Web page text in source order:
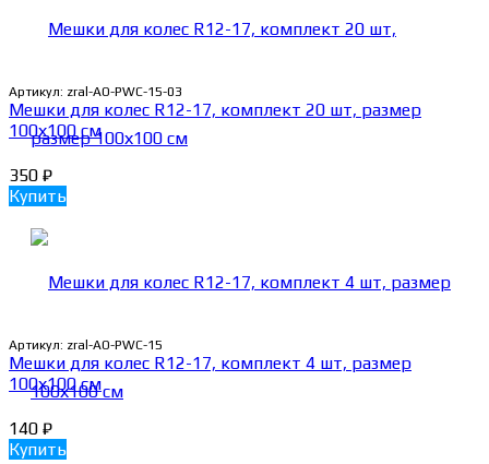
Артикул: zral-AO-PWC-15-03
Мешки для колес R12-17, комплект 20 шт, размер
100х100 см
350 ₽
Купить
Артикул: zral-AO-PWC-15
Мешки для колес R12-17, комплект 4 шт, размер
100х100 см
140 ₽
Купить